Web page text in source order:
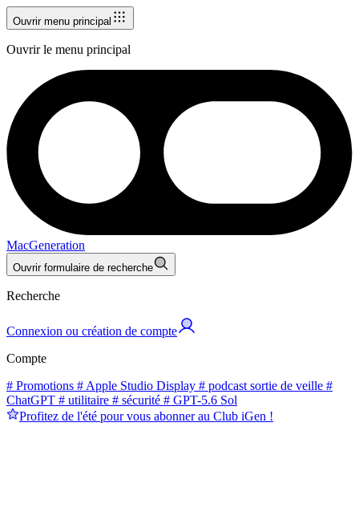
Ouvrir menu principal
Ouvrir le menu principal
MacGeneration
Ouvrir formulaire de recherche
Recherche
Connexion ou création de compte
Compte
# Promotions # Apple Studio Display # podcast sortie de veille #
ChatGPT # utilitaire # sécurité # GPT-5.6 Sol
Profitez de l'été pour vous abonner au Club iGen !